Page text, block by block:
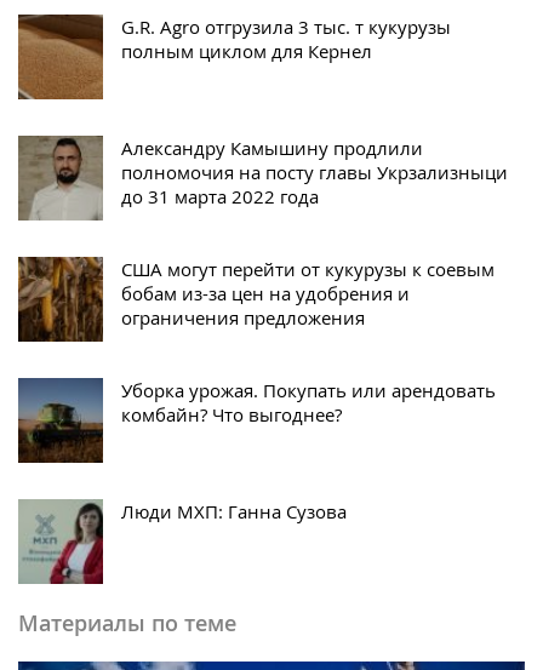
G.R. Agro отгрузила 3 тыс. т кукурузы
полным циклом для Кернел
Александру Камышину продлили
полномочия на посту главы Укрзализныци
до 31 марта 2022 года
США могут перейти от кукурузы к соевым
бобам из-за цен на удобрения и
ограничения предложения
Уборка урожая. Покупать или арендовать
комбайн? Что выгоднее?
Люди МХП: Ганна Сузова
Материалы по теме